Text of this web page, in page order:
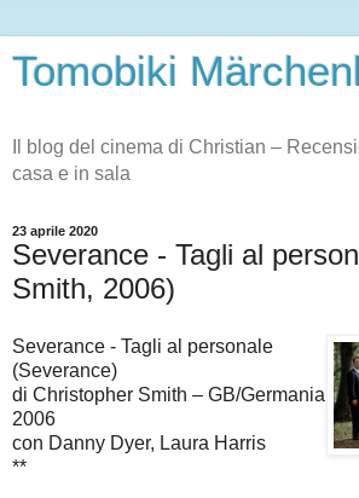
Tomobiki
Il blog del cinema di Christian –
casa e in sala
23 aprile 2020
Severance - Tagli al
Smith, 2006)
Severance - Tagli al personale
(Severance)
di Christopher Smith – GB/Germania
2006
con Danny Dyer, Laura Harris
**